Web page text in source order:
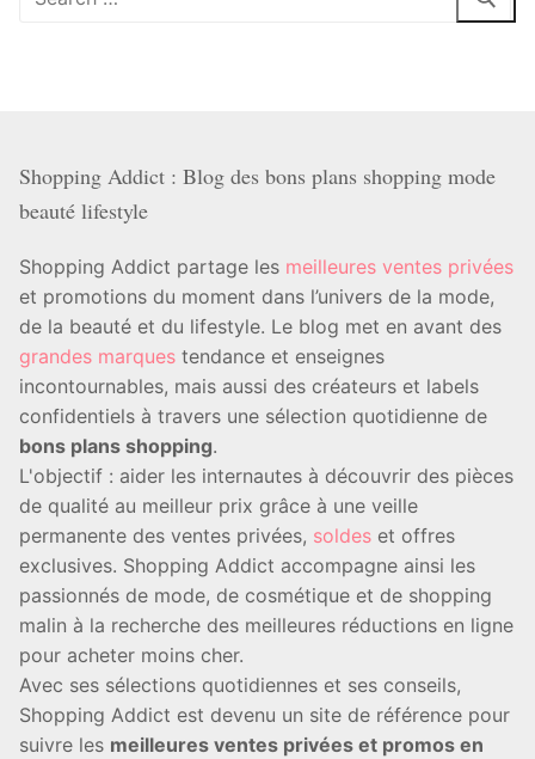
Shopping Addict : Blog des bons plans shopping mode
beauté lifestyle
Shopping Addict partage les meilleures ventes privées
et promotions du moment dans l’univers de la mode,
de la beauté et du lifestyle. Le blog met en avant des
grandes marques tendance et enseignes
incontournables, mais aussi des créateurs et labels
confidentiels à travers une sélection quotidienne de
bons plans shopping.
L'objectif : aider les internautes à découvrir des pièces
de qualité au meilleur prix grâce à une veille
permanente des ventes privées, soldes et offres
exclusives. Shopping Addict accompagne ainsi les
passionnés de mode, de cosmétique et de shopping
malin à la recherche des meilleures réductions en ligne
pour acheter moins cher.
Avec ses sélections quotidiennes et ses conseils,
Shopping Addict est devenu un site de référence pour
suivre les meilleures ventes privées et promos en